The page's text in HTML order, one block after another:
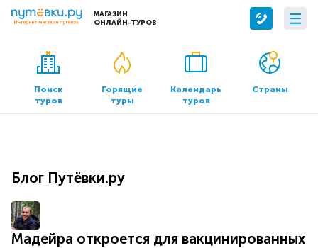
МАГАЗИН
ОНЛАЙН-ТУРОВ
Сервисы
Бронирование отелей
Трансфер
О компании
О нас
Контакты
Офисы продаж
Поиск
туров
Горящие
туры
Календарь
туров
Страны
Блог Путёвки.ру
Мадейра откроется для вакцинированных